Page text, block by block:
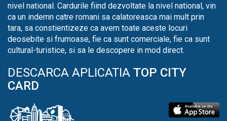
nivel national. Cardurile fiind dezvoltate la nivel national, vin
ca un indemn catre romani sa calatoreasca mai mult prin
tara, sa constientizeze ca avem toate aceste locuri
deosebite si frumoase, fie ca sunt comerciale, fie ca sunt
cultural-turistice, si sa le descopere in mod direct.
DESCARCA APLICATIA TOP CITY
CARD